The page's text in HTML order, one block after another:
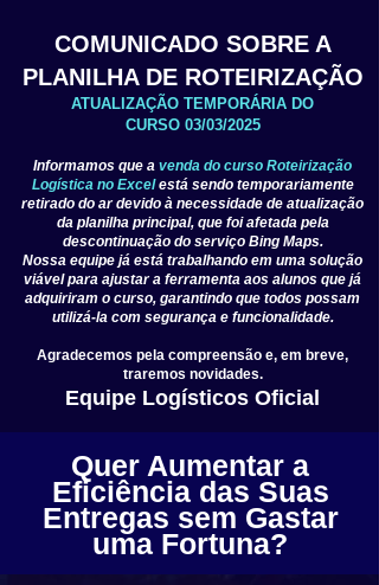
COMUNICADO SOBRE A
PLANILHA DE ROTEIRIZAÇÃO
ATUALIZAÇÃO TEMPORÁRIA DO
CURSO 03/03/2025
Informamos que a venda do curso Roteirização
Logística no Excelestá sendo temporariamente
retirado do ar devido à necessidade de atualização
da planilha principal, que foi afetada pela
descontinuação do serviço Bing Maps.
Nossa equipe já está trabalhando em uma solução
viável para ajustar a ferramenta aos alunos que já
adquiriram o curso, garantindo que todos possam
utilizá-la com segurança e funcionalidade.
Agradecemos pela compreensão e, em breve,
traremos novidades.
Equipe Logísticos Oficial
Quer Aumentar a
Eficiência das Suas
Entregas sem Gastar
uma Fortuna?